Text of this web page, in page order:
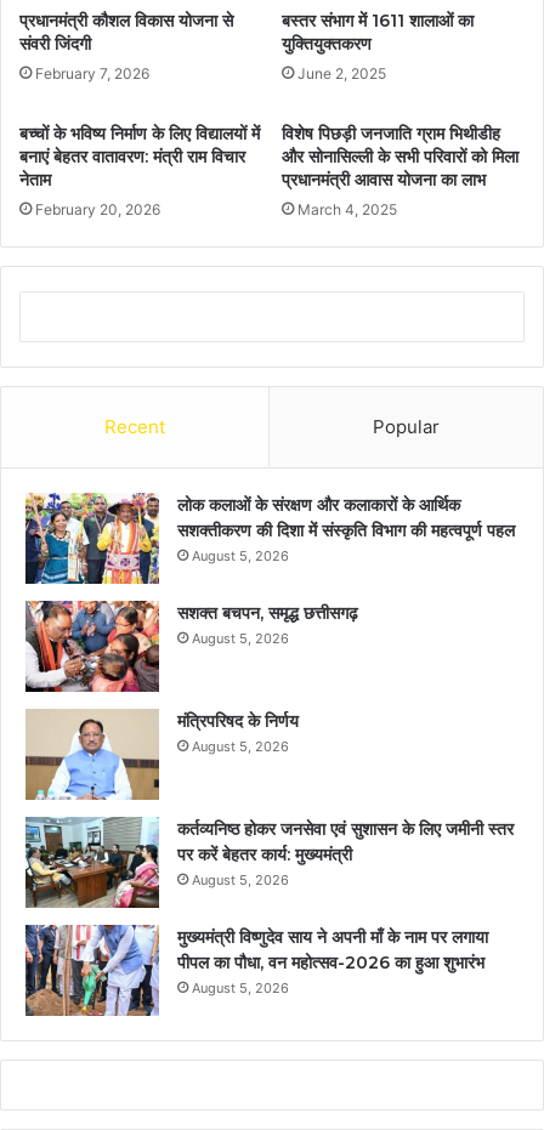
प्रधानमंत्री कौशल विकास योजना से
संवरी जिंदगी
February 7, 2026
बस्तर संभाग में 1611 शालाओं का
युक्तियुक्तकरण
June 2, 2025
बच्चों के भविष्य निर्माण के लिए विद्यालयों में
बनाएं बेहतर वातावरण: मंत्री राम विचार
नेताम
February 20, 2026
विशेष पिछड़ी जनजाति ग्राम भिथीडीह
और सोनासिल्ली के सभी परिवारों को मिला
प्रधानमंत्री आवास योजना का लाभ
March 4, 2025
Recent Popular
लोक कलाओं के संरक्षण और कलाकारों के आर्थिक
सशक्तीकरण की दिशा में संस्कृति विभाग की महत्वपूर्ण पहल
August 5, 2026
सशक्त बचपन, समृद्ध छत्तीसगढ़
August 5, 2026
मंत्रिपरिषद के निर्णय
August 5, 2026
कर्तव्यनिष्ठ होकर जनसेवा एवं सुशासन के लिए जमीनी स्तर
पर करें बेहतर कार्य: मुख्यमंत्री
August 5, 2026
मुख्यमंत्री विष्णुदेव साय ने अपनी माँ के नाम पर लगाया
पीपल का पौधा, वन महोत्सव-2026 का हुआ शुभारंभ
August 5, 2026